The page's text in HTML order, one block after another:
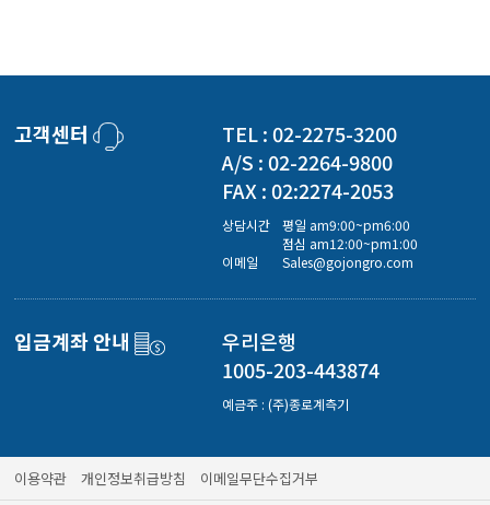
고객센터
TEL : 02-2275-3200
A/S : 02-2264-9800
FAX : 02:2274-2053
상담시간
평일 am9:00~pm6:00
점심 am12:00~pm1:00
이메일
Sales@gojongro.com
입금계좌 안내
우리은행
1005-203-443874
예금주 : (주)종로계측기
이용약관 개인정보취급방침 이메일무단수집거부